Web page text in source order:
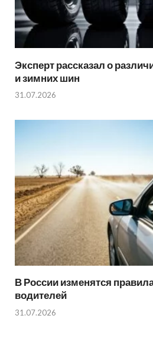
Эксперт рассказал о
и зимних шин
31.07.2026
В России изменятся
водителей
31.07.2026